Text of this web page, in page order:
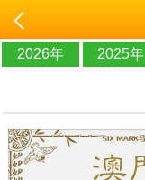
2026年 2025年